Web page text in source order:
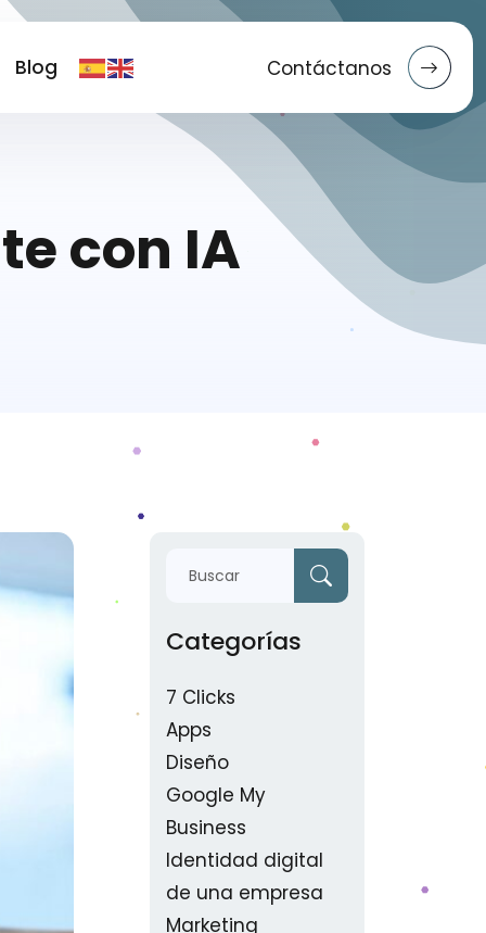
Blog Contáctanos
con IA
Categorías
7 Clicks
Apps
Diseño
Google My
Business
Identidad digital
de una empresa
Marketing